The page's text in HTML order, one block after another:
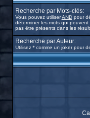
Recherche par Mots-clés:
Vous pouvez utiliserANDpour
déterminer les mots qui
pas être présents dans les
Recherche par Auteur:
Utilisez * comme un joker pour